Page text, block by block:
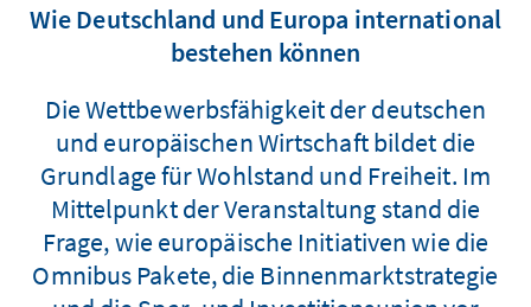
Wie Deutschland und Europa international
bestehen können
Die Wettbewerbsfähigkeit der deutschen
und europäischen Wirtschaft bildet die
Grundlage für Wohlstand und Freiheit. Im
Mittelpunkt der Veranstaltung stand die
Frage, wie europäische Initiativen wie die
Omnibus Pakete, die Binnenmarktstrategie